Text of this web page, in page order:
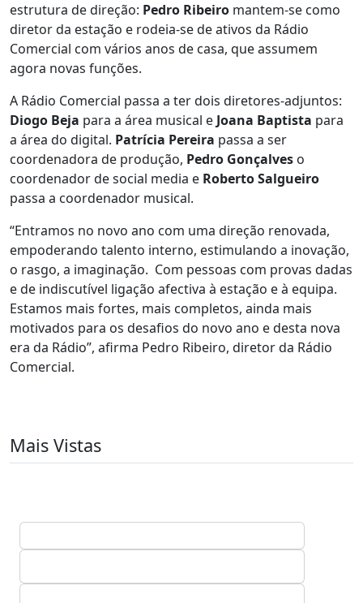
estrutura de direção: Pedro Ribeiro mantem-se como
diretor da estação e rodeia-se de ativos da Rádio
Comercial com vários anos de casa, que assumem
agora novas funções.
A Rádio Comercial passa a ter dois diretores-adjuntos:
Diogo Beja para a área musical e Joana Baptista para
a área do digital. Patrícia Pereira passa a ser
coordenadora de produção, Pedro Gonçalves o
coordenador de social media e Roberto Salgueiro
passa a coordenador musical.
“Entramos no novo ano com uma direção renovada,
empoderando talento interno, estimulando a inovação,
o rasgo, a imaginação. Com pessoas com provas dadas
e de indiscutível ligação afectiva à estação e à equipa.
Estamos mais fortes, mais completos, ainda mais
motivados para os desafios do novo ano e desta nova
era da Rádio”, afirma Pedro Ribeiro, diretor da Rádio
Comercial.
Mais Vistas